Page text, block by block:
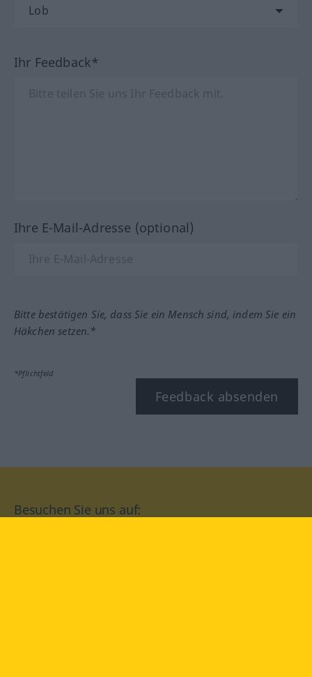
Ihr Feedback*
Ihre E-Mail-Adresse (optional)
Bitte bestätigen Sie, dass Sie ein Mensch sind, indem Sie ein
Häkchen setzen.*
*Pflichtfeld
Feedback absenden
Besuchen Sie uns auf: